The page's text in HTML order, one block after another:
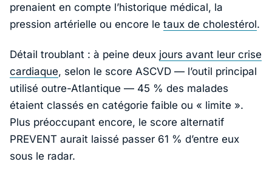
prenaient en compte l’historique médical, la
pression artérielle ou encore le taux de cholestérol.
Détail troublant : à peine deux jours avant leur crise
cardiaque, selon le score ASCVD — l’outil principal
utilisé outre-Atlantique — 45 % des malades
étaient classés en catégorie faible ou « limite ».
Plus préoccupant encore, le score alternatif
PREVENT aurait laissé passer 61 % d’entre eux
sous le radar.